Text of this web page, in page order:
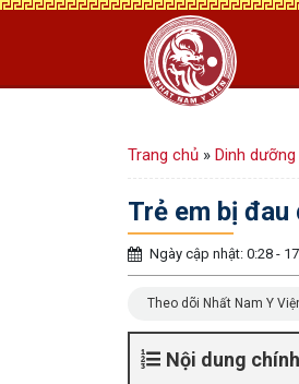
Trang chủ » Dinh dưỡng
Trẻ em bị
Ngày cập nhật: 0:28 -
Theo dõi Nhất Nam Y
Nội dung chính